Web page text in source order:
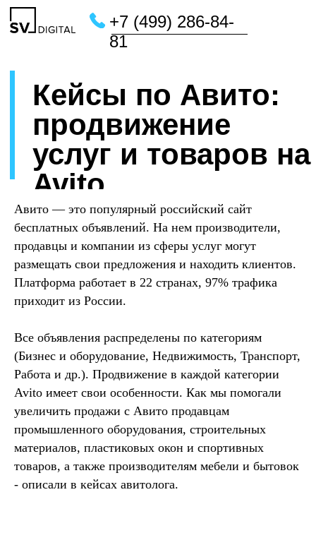
+7 (499) 286-84-
Кейсы / Кейсы по Авито
продвижение
услуг и товаров на
Avito
Авито — это популярный российский сайт
бесплатных объявлений. На нем производители,
продавцы и компании из сферы услуг могут
размещать свои предложения и находить клиентов.
Платформа работает в 22 странах, 97% трафика
приходит из России.
Все объявления распределены по категориям
(Бизнес и оборудование, Недвижимость, Транспорт,
Работа и др.). Продвижение в каждой категории
Avito имеет свои особенности. Как мы помогали
увеличить продажи с Авито продавцам
промышленного оборудования, строительных
материалов, пластиковых окон и спортивных
товаров, а также производителям мебели и бытовок
- описали в кейсах авитолога.